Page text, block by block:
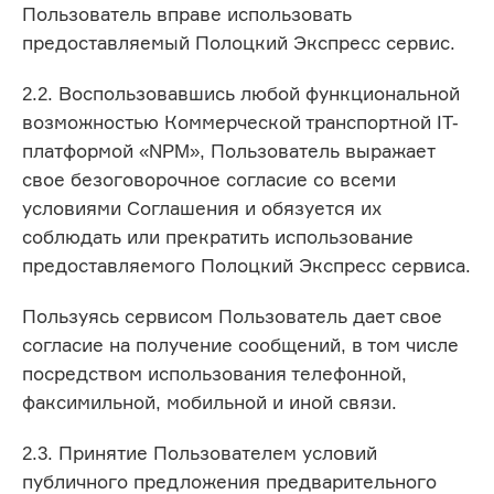
Пользователь вправе использовать
предоставляемый Полоцкий Экспресс сервис.
2.2. Воспользовавшись любой функциональной
возможностью Коммерческой транспортной IT-
платформой «NPM», Пользователь выражает
свое безоговорочное согласие со всеми
условиями Соглашения и обязуется их
соблюдать или прекратить использование
предоставляемого Полоцкий Экспресс сервиса.
Пользуясь сервисом Пользователь дает свое
согласие на получение сообщений, в том числе
посредством использования телефонной,
факсимильной, мобильной и иной связи.
2.3. Принятие Пользователем условий
публичного предложения предварительного